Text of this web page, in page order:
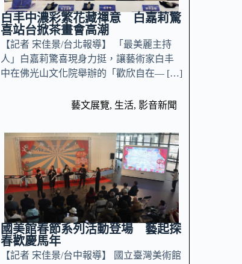
白丰中濃彩繁花藏禪意 白嘉莉驚
喜站台掀茶畫會高潮
【記者 宋佳景/台北報導】 「最美麗主持
人」白嘉莉驚喜現身力挺，讓藝術家白丰
中在佛光山文化院舉辦的「歡欣自在— […]
藝文展覽, 生活, 影音新聞
國美館春節系列活動登場 藝起探
春歡慶馬年
【記者 宋佳景/台中報導】 國立臺灣美術館